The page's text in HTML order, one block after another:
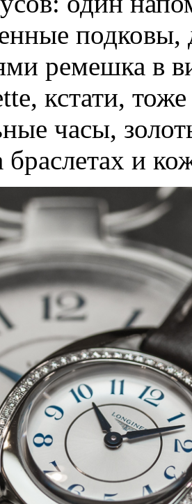
подковы,
ремешка в
кстати,
часы,
браслетах и